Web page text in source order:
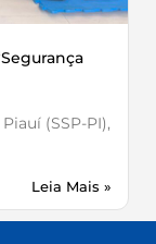
(SSP-PI),
Leia Mais »